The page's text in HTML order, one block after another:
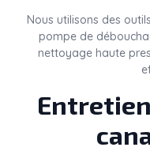
Nous utilisons des
pompe de
nettoyage haute